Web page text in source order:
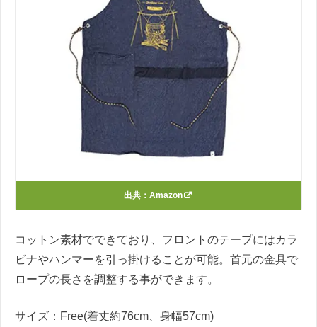
出典： Amazon
コットン素材でできており、フロントのテープにはカラ
ビナやハンマーを引っ掛けることが可能。首元の金具で
ロープの長さを調整する事ができます。
サイズ：Free(着丈約76cm、身幅57cm)